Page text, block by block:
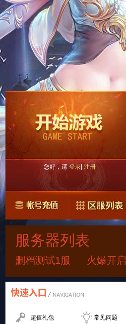
您好，请登录|注册
服务器列表
删档测试1服 火爆开启
超值礼包 常见问题